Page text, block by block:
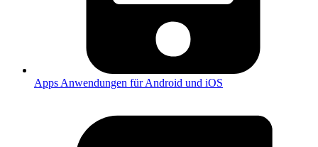
Apps Anwendungen für Android und iOS